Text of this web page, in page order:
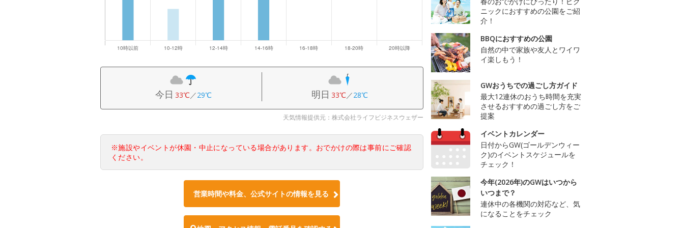
今日 33℃／29℃ 明日 33℃／28℃
天気情報提供元：株式会社ライフビジネスウェザー
※施設やイベントが休園・中止になっている場合があります。おでかけの際は事前にご確認
ください。
営業時間や料金、公式サイトの情報を見る
ニックにおすすめの公園をご紹
介！
BBQにおすすめの公園
自然の中で家族や友人とワイワ
イ楽しもう！
GWおうちでの過ごし方ガイド
最大12連休のおうち時間を充実
させるおすすめの過ごし方をご
提案
イベントカレンダー
日付からGW(ゴールデンウィー
ク)のイベントスケジュールを
チェック！
今年(2026年)のGWはいつから
いつまで？
連休中の各機関の対応など、気
になることをチェック